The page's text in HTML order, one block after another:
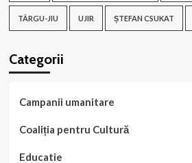
TÂRGU-JIU UJIR ȘTEFAN CSUKAT
Categorii
Campanii umanitare
Coaliția pentru Cultură
Educatie